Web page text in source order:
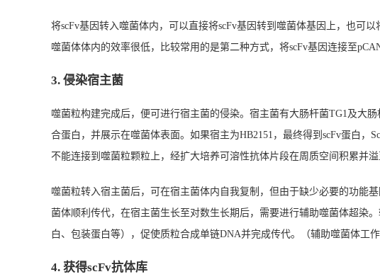
将scFv基因转入噬菌体内，可以直接将scFv基因转到噬菌体基因上，也可
噬菌体体内的效率很低，比较常用的是第二种方式，将scFv基因连接至
3. 侵染宿主菌
噬菌粒构建完成后，便可进行宿主菌的侵染。宿主菌有大肠杆菌TG1及大
合蛋白，并展示在噬菌体表面。如果宿主为HB2151，最终得到scFv蛋白，
不能连接到噬菌粒颗粒上，经扩大培养可溶性抗体片段在周质空间积累并溢
噬菌粒转入宿主菌后，可在宿主菌体内自我复制，但由于缺少必要的功能
菌体顺利传代，在宿主菌生长至对数生长期后，需要进行辅助噬菌体超染
白、包装蛋白等），促使质粒合成单链DNA并完成传代。（辅助噬菌体工
4. 获得scFv抗体库